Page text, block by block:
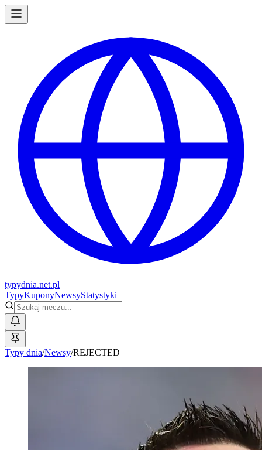
typydnia.net.pl
TypyKuponyNewsyStatystyki
Typy dnia/Newsy/REJECTED